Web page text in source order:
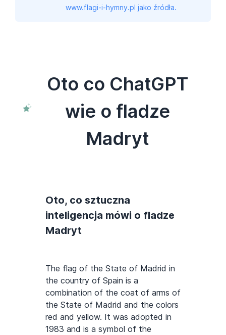
www.flagi-i-hymny.pl jako źródła.
Oto co ChatGPT
wie o fladze
Madryt
Oto, co sztuczna
inteligencja mówi o fladze
Madryt
The flag of the State of Madrid in
the country of Spain is a
combination of the coat of arms of
the State of Madrid and the colors
red and yellow. It was adopted in
1983 and is a symbol of the